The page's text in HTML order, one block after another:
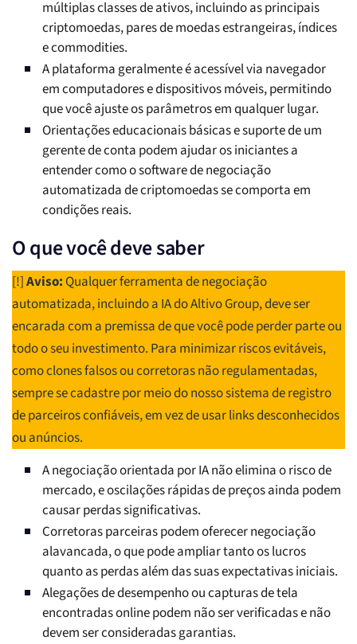
múltiplas classes de ativos, incluindo as principais
criptomoedas, pares de moedas estrangeiras, índices
e commodities.
A plataforma geralmente é acessível via navegador
em computadores e dispositivos móveis, permitindo
que você ajuste os parâmetros em qualquer lugar.
Orientações educacionais básicas e suporte de um
gerente de conta podem ajudar os iniciantes a
entender como o software de negociação
automatizada de criptomoedas se comporta em
condições reais.
O que você deve saber
[!]Aviso: Qualquer ferramenta de negociação
automatizada, incluindo a IA do Altivo Group, deve ser
encarada com a premissa de que você pode perder parte ou
todo o seu investimento. Para minimizar riscos evitáveis,
como clones falsos ou corretoras não regulamentadas,
sempre se cadastre por meio do nosso sistema de registro
de parceiros confiáveis, em vez de usar links desconhecidos
ou anúncios.
A negociação orientada por IA não elimina o risco de
mercado, e oscilações rápidas de preços ainda podem
causar perdas significativas.
Corretoras parceiras podem oferecer negociação
alavancada, o que pode ampliar tanto os lucros
quanto as perdas além das suas expectativas iniciais.
Alegações de desempenho ou capturas de tela
encontradas online podem não ser verificadas e não
devem ser consideradas garantias.